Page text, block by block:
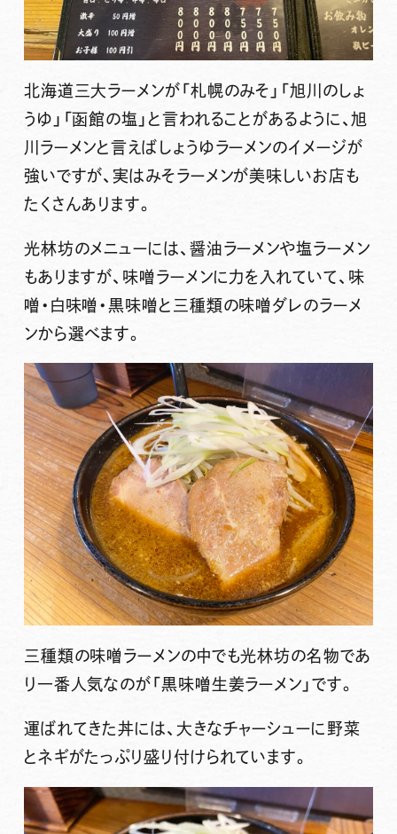
北海道三大ラーメンが「札幌のみそ」「旭川のしょ
うゆ」「函館の塩」と言われることがあるように、旭
川ラーメンと言えばしょうゆラーメンのイメージが
強いですが、実はみそラーメンが美味しいお店も
たくさんあります。
光林坊のメニューには、醤油ラーメンや塩ラーメン
もありますが、味噌ラーメンに力を入れていて、味
噌・白味噌・黒味噌と三種類の味噌ダレのラーメ
ンから選べます。
三種類の味噌ラーメンの中でも光林坊の名物であ
り一番人気なのが 「黒味噌生姜ラーメン」 です。
運ばれてきた丼には、大きなチャーシューに野菜
とネギがたっぷり盛り付けられています。